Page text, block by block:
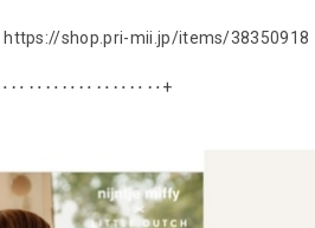
https://shop.pri-mii.jp/items/38350918